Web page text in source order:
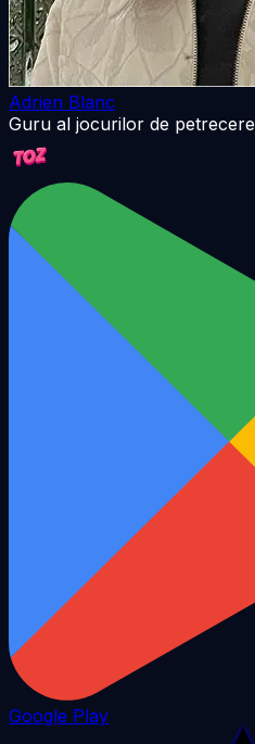
Adrien Blanc
Guru al jocurilor de petrecere
Google Play